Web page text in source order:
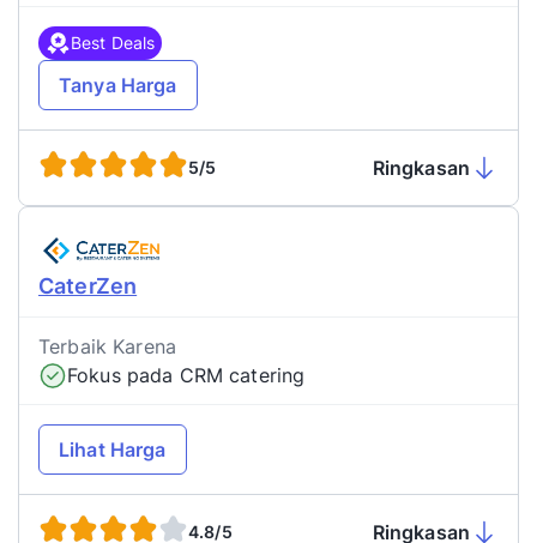
Best Deals
Tanya Harga
5/5 Ringkasan
CaterZen
Terbaik Karena
Fokus pada CRM catering
Lihat Harga
4.8/5 Ringkasan